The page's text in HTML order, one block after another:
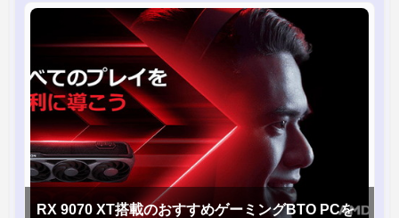
RX 9070 XT搭載のおすすめゲーミングBTO PCを